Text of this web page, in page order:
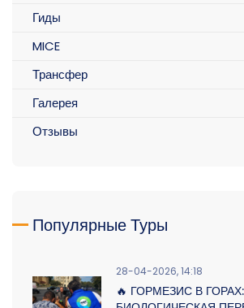
Гиды
MICE
Трансфер
Галерея
Отзывы
Популярные Туры
28-04-2026, 14:18
🔥 ГОРМЕЗИС В ГОРАХ: